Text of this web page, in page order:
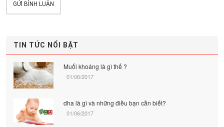
GỬI BÌNH LUẬN
TIN TỨC NỔI BẬT
Muối khoáng là gì thế ?
01/06/2017
dha là gì và những điều bạn cần biết?
01/06/2017